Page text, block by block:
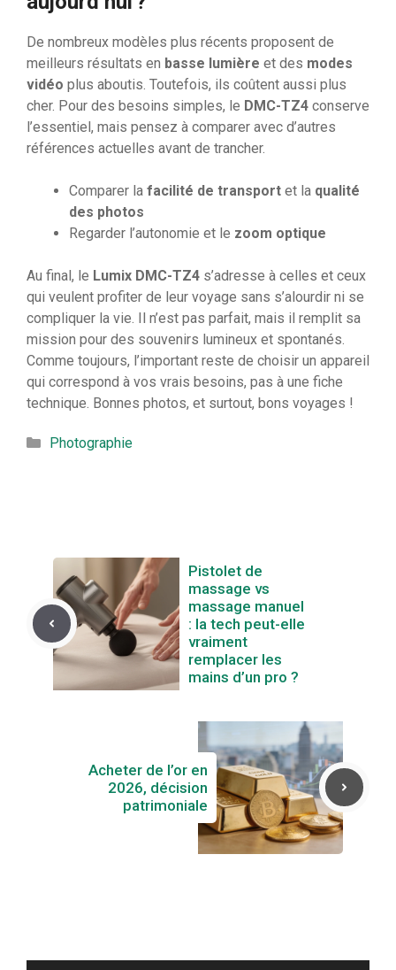
De nombreux modèles plus récents proposent de
meilleurs résultats en basse lumière et des modes
vidéo plus aboutis. Toutefois, ils coûtent aussi plus
cher. Pour des besoins simples, le DMC-TZ4 conserve
l’essentiel, mais pensez à comparer avec d’autres
références actuelles avant de trancher.
Comparer la facilité de transport et la qualité
des photos
Regarder l’autonomie et le zoom optique
Au final, le Lumix DMC-TZ4 s’adresse à celles et ceux
qui veulent profiter de leur voyage sans s’alourdir ni se
compliquer la vie. Il n’est pas parfait, mais il remplit sa
mission pour des souvenirs lumineux et spontanés.
Comme toujours, l’important reste de choisir un appareil
qui correspond à vos vrais besoins, pas à une fiche
technique. Bonnes photos, et surtout, bons voyages !
Catégories
Photographie
Pistolet de
massage vs
massage manuel
: la tech peut-elle
vraiment
remplacer les
mains d’un pro ?
Acheter de l’or en
2026, décision
patrimoniale